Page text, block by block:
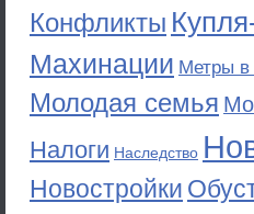
Конфликты
Махинации Метры в
Молодая семья
Налоги Наследство
Новостройки